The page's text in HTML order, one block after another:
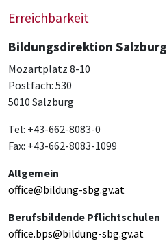
Erreichbarkeit
Bildungsdirektion Salzburg
Mozartplatz 8-10
Postfach: 530
5010 Salzburg
Tel: +43-662-8083-0
Fax: +43-662-8083-1099
Allgemein
office@bildung-sbg.gv.at
Berufsbildende Pflichtschulen
office.bps@bildung-sbg.gv.at